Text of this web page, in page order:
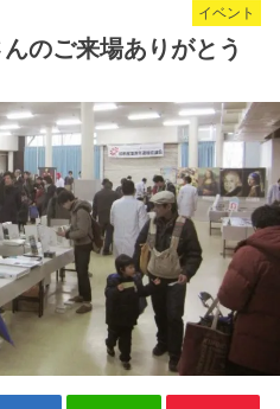
イベント
のご来場ありがとう